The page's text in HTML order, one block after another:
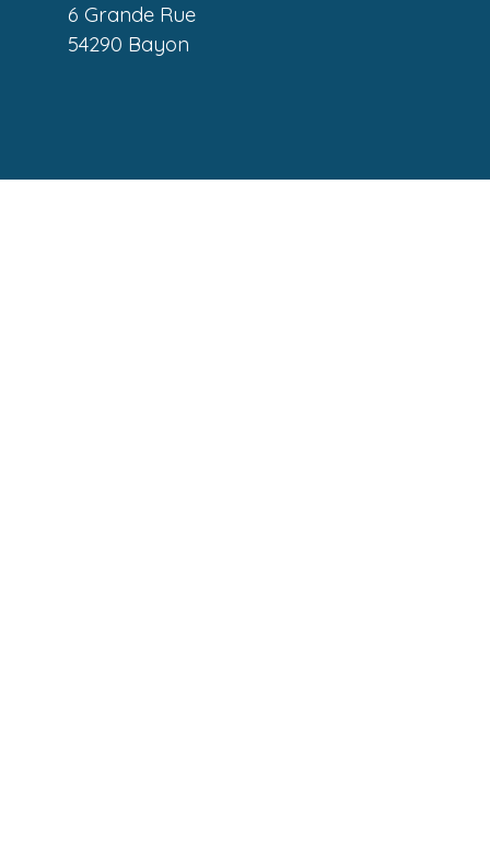
6 Grande Rue
54290 Bayon